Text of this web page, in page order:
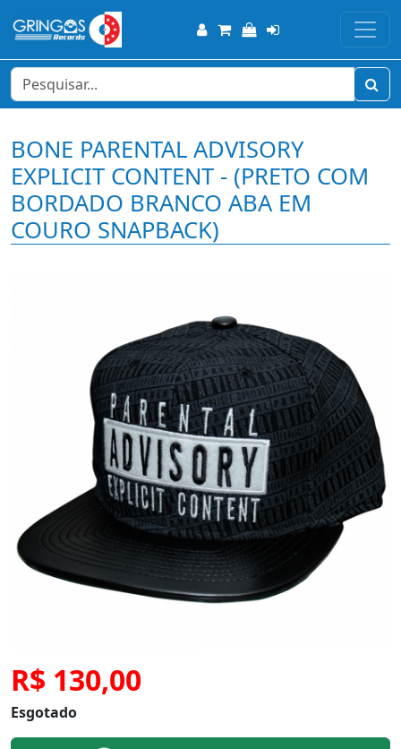
BONE PARENTAL ADVISORY
EXPLICIT CONTENT - (PRETO COM
BORDADO BRANCO ABA EM
COURO SNAPBACK)
R$ 130,00
Esgotado